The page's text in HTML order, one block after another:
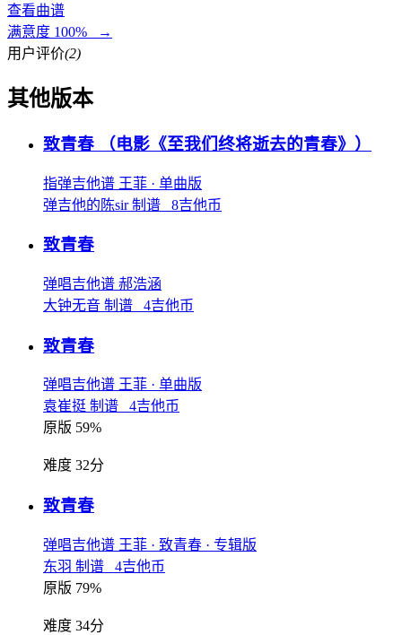
查看曲谱
满意度 100% →
用户评价(2)
其他版本
致青春 （电影《至我们终将逝去的青春》）
指弹吉他谱 王菲 · 单曲版
弹吉他的陈sir 制谱 8吉他币
致青春
弹唱吉他谱 郝浩涵
大钟无音 制谱 4吉他币
致青春
弹唱吉他谱 王菲 · 单曲版
袁崔挺 制谱 4吉他币
原版 59%
难度 32分
致青春
弹唱吉他谱 王菲 · 致青春 · 专辑版
东羽 制谱 4吉他币
原版 79%
难度 34分